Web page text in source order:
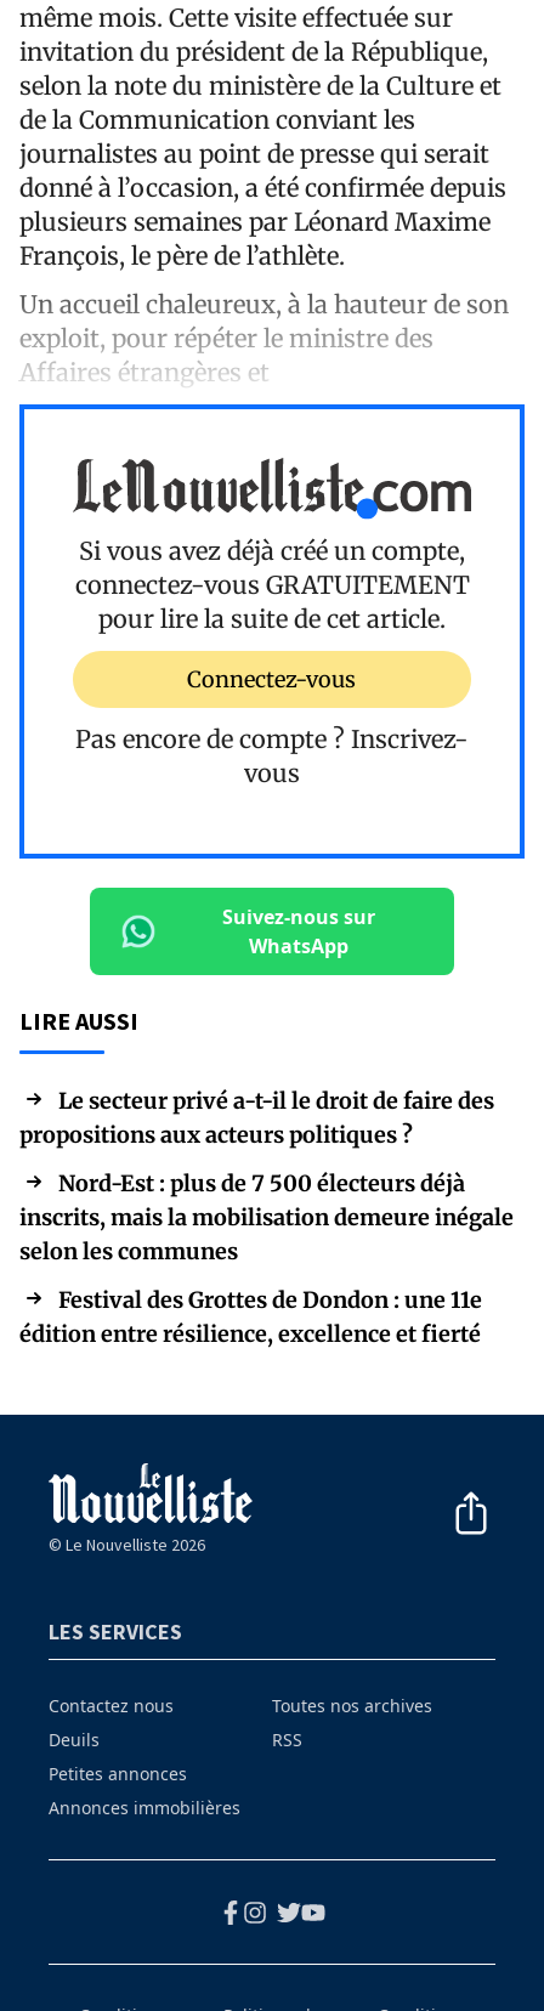
même mois. Cette visite effectuée sur
invitation du président de la République,
selon la note du ministère de la Culture et
de la Communication conviant les
journalistes au point de presse qui serait
donné à l’occasion, a été confirmée depuis
plusieurs semaines par Léonard Maxime
François, le père de l’athlète.
Un accueil chaleureux, à la hauteur de son
exploit, pour répéter le ministre des
Affaires étrangères et
Si vous avez déjà créé un compte,
connectez-vous GRATUITEMENT
pour lire la suite de cet article.
Connectez-vous
Pas encore de compte ? Inscrivez-
vous
Suivez-nous sur
WhatsApp
LIRE AUSSI
Le secteur privé a-t-il le droit de faire des
propositions aux acteurs politiques ?
Nord-Est : plus de 7 500 électeurs déjà
inscrits, mais la mobilisation demeure inégale
selon les communes
Festival des Grottes de Dondon : une 11e
édition entre résilience, excellence et fierté
© Le Nouvelliste 2026
LES SERVICES
Contactez nous
Deuils
Petites annonces
Annonces immobilières
Toutes nos archives
RSS